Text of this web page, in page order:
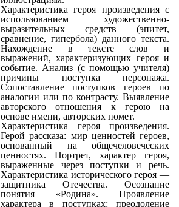
Характеристика героя произведения с
использованием художественно-
выразительных средств (эпитет,
сравнение, гипербола) данного текста.
Нахождение в тексте слов и
выражений, характеризующих героя и
событие. Анализ (с помощью учителя)
причины поступка персонажа.
Сопоставление поступков героев по
аналогии или по контрасту. Выявление
авторского отношения к герою на
основе имени, авторских помет.
Характеристика героя произведения.
Герой рассказа: мир ценностей героев,
основанный на общечеловеческих
ценностях. Портрет, характер героя,
выраженные через поступки и речь.
Характеристика исторического героя —
защитника Отечества. Осознание
понятия «Родина». Проявление
характера в поступках: преодоление